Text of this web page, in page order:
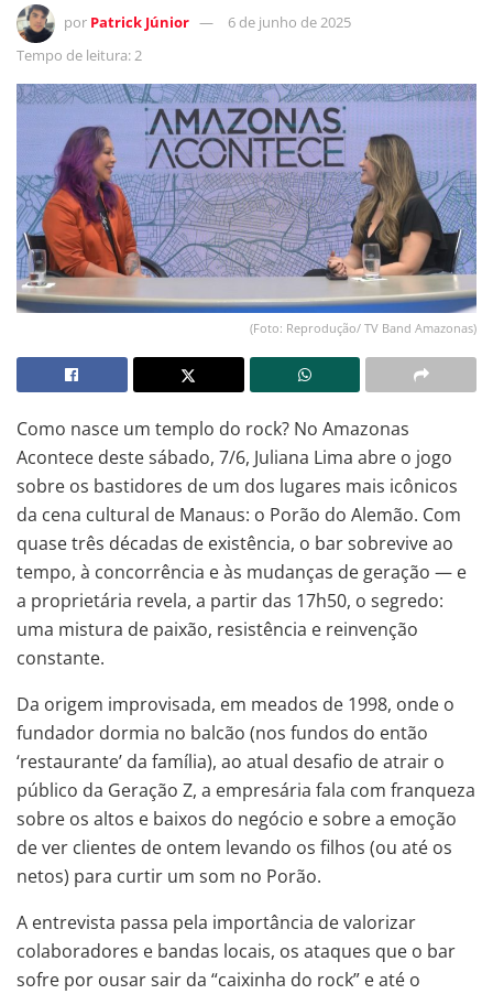
por Patrick Júnior
6 de junho de 2025
Tempo de leitura: 2
(Foto: Reprodução/ TV Band Amazonas)
Como nasce um templo do rock? No Amazonas
Acontece deste sábado, 7/6, Juliana Lima abre o jogo
sobre os bastidores de um dos lugares mais icônicos
da cena cultural de Manaus: o Porão do Alemão. Com
quase três décadas de existência, o bar sobrevive ao
tempo, à concorrência e às mudanças de geração — e
a proprietária revela, a partir das 17h50, o segredo:
uma mistura de paixão, resistência e reinvenção
constante.
Da origem improvisada, em meados de 1998, onde o
fundador dormia no balcão (nos fundos do então
‘restaurante’ da família), ao atual desafio de atrair o
público da Geração Z, a empresária fala com franqueza
sobre os altos e baixos do negócio e sobre a emoção
de ver clientes de ontem levando os filhos (ou até os
netos) para curtir um som no Porão.
A entrevista passa pela importância de valorizar
colaboradores e bandas locais, os ataques que o bar
sofre por ousar sair da “caixinha do rock” e até o